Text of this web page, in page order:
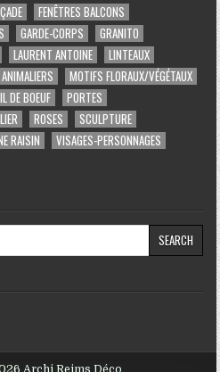
FENÊTRES BALCONS
GARDE-CORPS
GRANITO
LAURENT ANTOINE
LINTEAUX
MOTIFS FLORAUX/VÉGÉTAUX
DE BOEUF
PORTES
ROSES
SCULPTURE
RAISIN
VISAGES-PERSONNAGES
Archi Reims Déco